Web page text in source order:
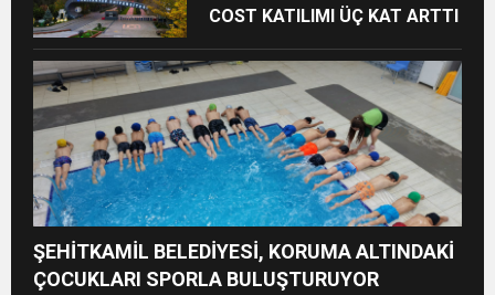
COST KATILIMI ÜÇ KAT ARTTI
ŞEHİTKAMİL BELEDİYESİ, KORUMA ALTINDAKİ
ÇOCUKLARI SPORLA BULUŞTURUYOR